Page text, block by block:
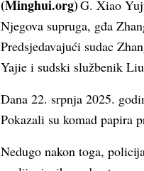
(Minghui.org)G. Xiao
Njegova supruga, gđa
Predsjedavajući sudac
Yajie i sudski službenik
Dana 22. srpnja 2025.
Pokazali su komad papira
Nedugo nakon toga,